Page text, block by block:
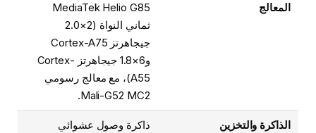
المعالج
MediaTek Helio G85
ثماني النواة (2×2.0
جيجاهرتز Cortex-A75
و6×1.8 جيجاهرتز Cortex-
A55)، مع معالج رسومي
Mali-G52 MC2.
الذاكرة والتخزين
ذاكرة وصول عشوائي